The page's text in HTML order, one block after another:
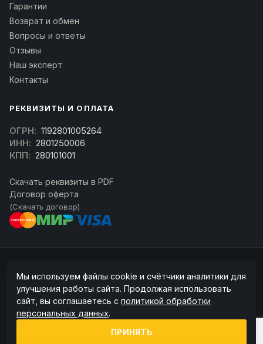
Гарантии
Возврат и обмен
Вопросы и ответы
Отзывы
Наш эксперт
Контакты
РЕКВИЗИТЫ И ОПЛАТА
ОГРН: 1192801005264
ИНН: 2801250006
КПП: 280101001
Скачать реквизиты в PDF
Договор оферта
(Скачать договор)
ссылка на источник обязательна.
Информация на сайте не является публичной офертой (ст. 437 ГК РФ).
Точную стоимость и наличие уточняйте у менеджера.
Политика конфиденциальности
Пользовательское соглашение
Мы используем файлы cookie и счётчики аналитики для
улучшения работы сайта. Продолжая использовать
сайт, вы соглашаетесь с политикой обработки
персональных данных.
ПРИНЯТЬ